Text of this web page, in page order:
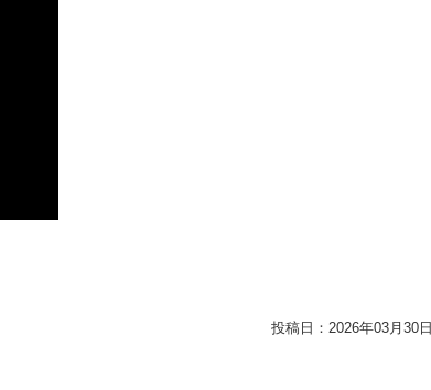
投稿日： 2026年03月30日